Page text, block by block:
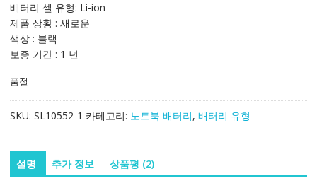
배터리 셀 유형: Li-ion
제품 상황 : 새로운
색상 : 블랙
보증 기간 : 1 년
품절
SKU: SL10552-1 카테고리: 노트북 배터리, 배터리 유형
설명 추가 정보 상품평 (2)